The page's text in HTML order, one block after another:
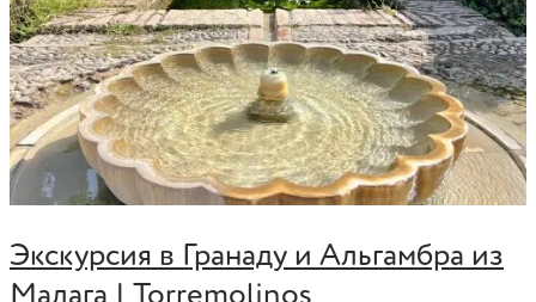
Экскурсия в Гранаду и Альгамбра из